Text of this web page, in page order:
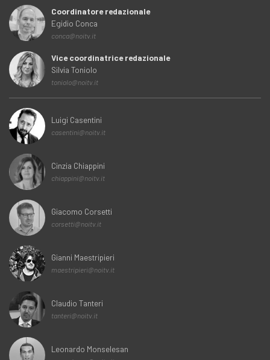
Coordinatore redazionale
Egidio Conca
conca@noitv.it
Vice coordinatrice redazionale
Silvia Toniolo
toniolo@noitv.it
Luigi Casentini
casentini@noitv.it
Cinzia Chiappini
chiappini@noitv.it
Giacomo Corsetti
corsetti@noitv.it
Gianni Maestripieri
maestripieri@noitv.it
Claudio Tanteri
tanteri@noitv.it
Leonardo Monselesan